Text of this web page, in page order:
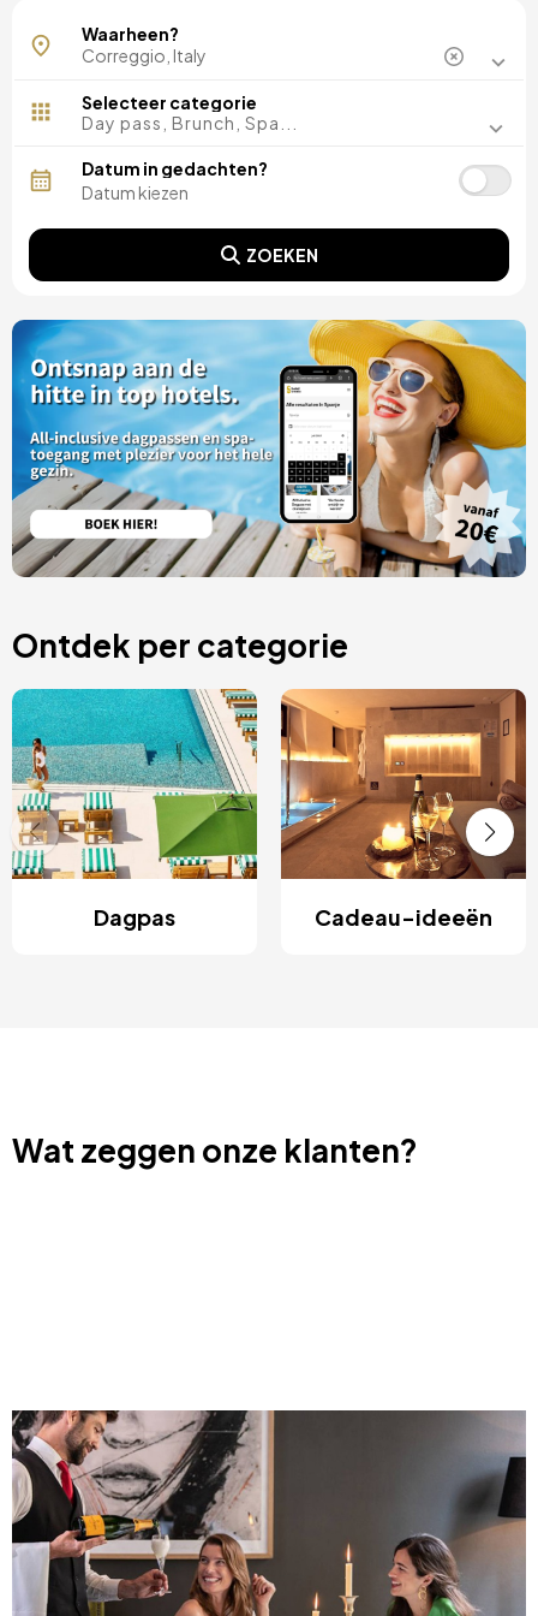
Waarheen?
Selecteer categorie
Day pass, Brunch, Spa...
Datum in gedachten?
ZOEKEN
Ontdek per categorie
Dagpas Cadeau-ideeën
Wat zeggen onze klanten?